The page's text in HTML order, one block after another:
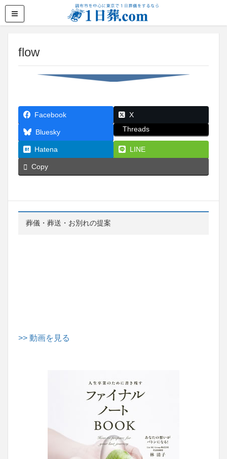
flow
Facebook X
Bluesky Threads
Hatena LINE
Copy
葬儀・葬送・お別れの提案
>> 動画を見る